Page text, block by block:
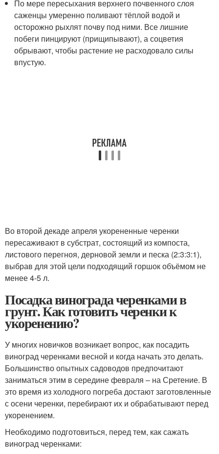
По мере пересыхания верхнего почвенного слоя
саженцы умеренно поливают тёплой водой и
осторожно рыхлят почву под ними. Все лишние
побеги пинцируют (прищипывают), а соцветия
обрывают, чтобы растение не расходовало силы
впустую.
Во второй декаде апреля укорененные черенки
пересаживают в субстрат, состоящий из компоста,
листового перегноя, дерновой земли и песка (2:3:3:1),
выбрав для этой цели подходящий горшок объёмом не
менее 4-5 л.
Посадка винограда черенками в
грунт. Как готовить черенки к
укоренению?
У многих новичков возникает вопрос, как посадить
виноград черенками весной и когда начать это делать.
Большинство опытных садоводов предпочитают
заниматься этим в середине февраля – на Сретение. В
это время из холодного погреба достают заготовленные
с осени черенки, перебирают их и обрабатывают перед
укоренением.
Необходимо подготовиться, перед тем, как сажать
виноград черенками: